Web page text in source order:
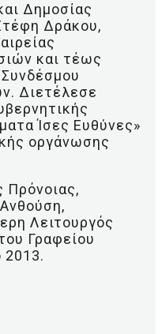
Δημοσίας
Δράκου,
και τέως
Διετέλεσε
Ίσες Ευθύνες»
οργάνωσης
Πρόνοιας,
Λειτουργός
Γραφείου
2013.